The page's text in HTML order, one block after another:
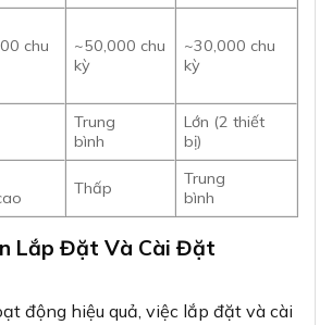
chu
~50,000 chu
kỳ
~30,000 chu
kỳ
Trung
bình
Lớn (2 thiết
bị)
Thấp
Trung
bình
Lắp Đặt Và Cài Đặt
động hiệu quả, việc lắp đặt và cài